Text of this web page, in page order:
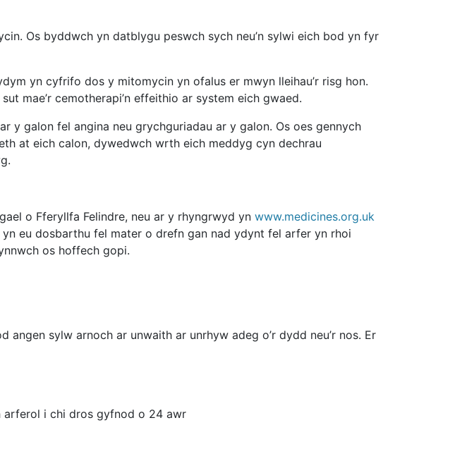
Os byddwch yn datblygu peswch sych neu’n sylwi eich bod yn fyr
yn cyfrifo dos y mitomycin yn ofalus er mwyn lleihau’r risg hon.
mae’r cemotherapi’n effeithio ar system eich gwaed.
y galon fel angina neu grychguriadau ar y galon. Os oes gennych
at eich calon, dywedwch wrth eich meddyg cyn dechrau
o Fferyllfa Felindre, neu ar y rhyngrwyd yn www.medicines.org.uk
eu dosbarthu fel mater o drefn gan nad ydynt fel arfer yn rhoi
os hoffech gopi.
sylw arnoch ar unwaith ar unrhyw adeg o’r dydd neu’r nos. Er
arferol i chi dros gyfnod o 24 awr